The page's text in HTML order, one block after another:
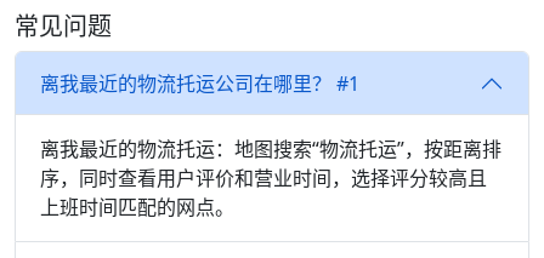
常见问题
离我最近的物流托运公司在哪里？ #1
离我最近的物流托运：地图搜索“物流托运”，按距离排
序，同时查看用户评价和营业时间，选择评分较高且
上班时间匹配的网点。